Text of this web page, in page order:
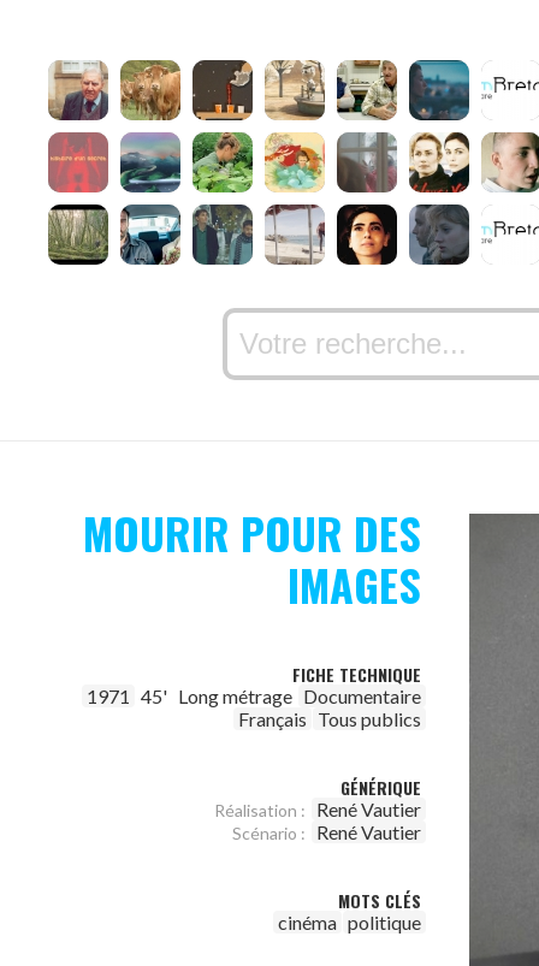
MOURIR POUR DES
IMAGES
FICHE TECHNIQUE
1971 45' Long métrage Documentaire
Français Tous publics
GÉNÉRIQUE
Réalisation : René Vautier
Scénario : René Vautier
MOTS CLÉS
cinéma politique